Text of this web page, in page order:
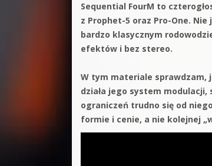
Sequential FourM to
z Prophet-5 oraz Pro-One.
bardzo klasycznym
efektów i bez stereo.
W tym materiale sprawdzam,
działa jego system
ograniczeń trudno się od
formie i cenie, a nie kolejnej